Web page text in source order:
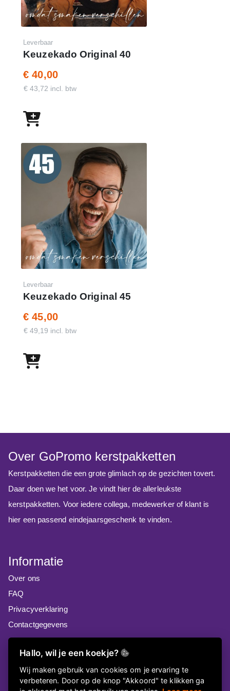
Leverbaar
Keuzekado Original 40
€ 40,00
€ 43,72 incl. btw
Leverbaar
Keuzekado Original 45
€ 45,00
€ 49,19 incl. btw
Over GoPromo kerstpakketten
Kerstpakketten die een grote glimlach op de gezichten tovert.
Daar doen we het voor. Je vindt hier de allerleukste
kerstpakketten. Voor iedere collega, medewerker of klant is
hier een passend eindejaarsgeschenk te vinden.
Informatie
Over ons
FAQ
Privacyverklaring
Contactgegevens
Nieuwsbrief
Meld je aan voor onze nieuwsbrief!
Hallo, wil je een koekje?
Wij maken gebruik van cookies om je ervaring te
verbeteren. Door op de knop "Akkoord" te klikken ga